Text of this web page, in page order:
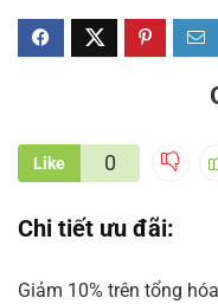
Like 0
Chi tiết ưu đãi:
Giảm 10% trên tổng